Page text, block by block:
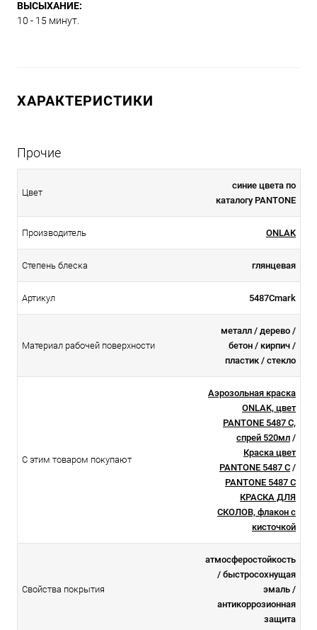
ВЫСЫХАНИЕ:
10 - 15 минут.
ХАРАКТЕРИСТИКИ
Прочие
Цвет
синие цвета по
каталогу PANTONE
Производитель ONLAK
Степень блеска глянцевая
Артикул 5487Cmark
Материал рабочей поверхности
металл / дерево /
бетон / кирпич /
пластик / стекло
С этим товаром покупают
Аэрозольная краска
ONLAK, цвет
PANTONE 5487 C,
спрей 520мл /
Краска цвет
PANTONE 5487 C /
PANTONE 5487 C
КРАСКА ДЛЯ
СКОЛОВ, флакон с
кисточкой
Свойства покрытия
атмосферостойкоcть
/ быстросохнущая
эмаль /
антикоррозионная
защита